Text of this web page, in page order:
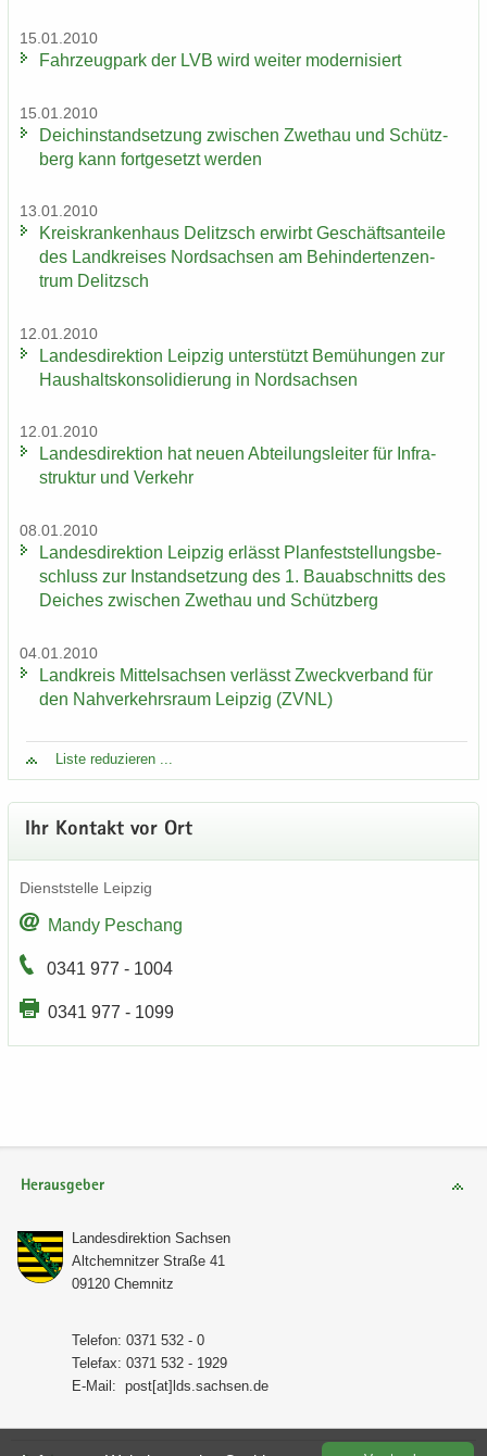
15.01.2010
Fahr­zeug­park der LVB wird wei­ter mo­der­ni­siert
15.01.2010
Deich­in­stand­set­zung zwi­schen Zwet­hau und Schütz­
berg kann fort­ge­setzt wer­den
13.01.2010
Kreis­kran­ken­haus De­litzsch er­wirbt Ge­schäfts­an­tei­le
des Land­krei­ses Nord­sach­sen am Be­hin­der­ten­zen­
trum De­litzsch
12.01.2010
Lan­des­di­rek­ti­on Leip­zig un­ter­stützt Be­mü­hun­gen zur
Haus­halts­kon­so­li­die­rung in Nord­sach­sen
12.01.2010
Lan­des­di­rek­ti­on hat neuen Ab­tei­lungs­lei­ter für In­fra­
struk­tur und Ver­kehr
08.01.2010
Lan­des­di­rek­ti­on Leip­zig er­lässt Plan­fest­stel­lungs­be­
schluss zur In­stand­set­zung des 1. Bau­ab­schnitts des
Dei­ches zwi­schen Zwet­hau und Schütz­berg
04.01.2010
Land­kreis Mit­tel­sach­sen ver­lässt Zweck­ver­band für
den Nah­ver­kehrs­raum Leip­zig (ZVNL)
Liste re­du­zie­ren ...
Ihr Kon­takt vor Ort
Dienst­stel­le Leip­zig
Mandy Peschang
0341 977 - 1004
0341 977 - 1099
Herausgeber
Lan­des­di­rek­ti­on Sach­sen
Alt­chem­nit­zer Stra­ße 41
09120 Chem­nitz
Te­le­fon: 0371 532 - 0
Te­le­fax: 0371 532 - 1929
E-​Mail: post[at]lds.sach­sen.de